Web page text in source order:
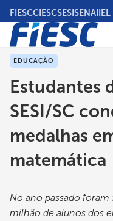
Pular
para
conteúdo
principal
FIESCCIESCSESISENAIIEL
EDUCAÇÃO
Estudantes
SESI/SC
medalhas
matemática
No ano passado foram
milhão de alunos dos